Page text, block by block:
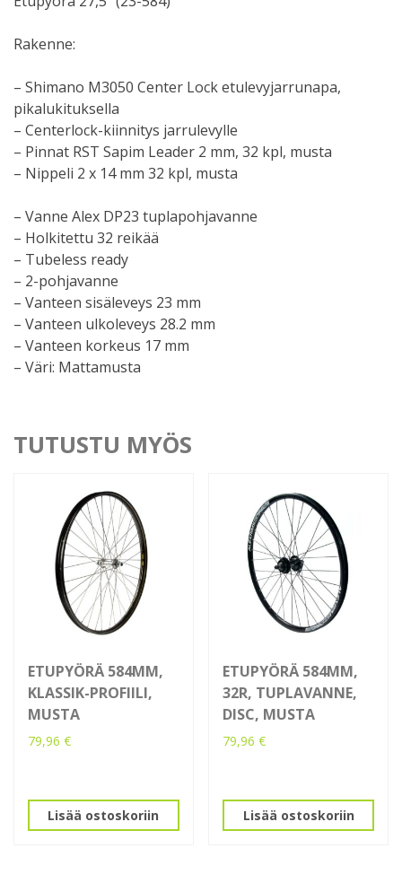
Rakenne:
– Shimano M3050 Center Lock etulevyjarrunapa,
pikalukituksella
– Centerlock-kiinnitys jarrulevylle
– Pinnat RST Sapim Leader 2 mm, 32 kpl, musta
– Nippeli 2 x 14 mm 32 kpl, musta
– Vanne Alex DP23 tuplapohjavanne
– Holkitettu 32 reikää
– Tubeless ready
– 2-pohjavanne
– Vanteen sisäleveys 23 mm
– Vanteen ulkoleveys 28.2 mm
– Vanteen korkeus 17 mm
– Väri: Mattamusta
TUTUSTU MYÖS
ETUPYÖRÄ 584MM,
KLASSIK-PROFIILI,
MUSTA
79,96 €
Lisää ostoskoriin
ETUPYÖRÄ 584MM,
32R, TUPLAVANNE,
DISC, MUSTA
79,96€
Lisää ostoskoriin